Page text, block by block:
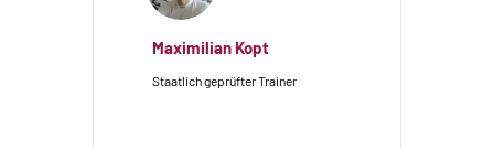
Maximilian Kopt
Staatlich geprüfter Trainer